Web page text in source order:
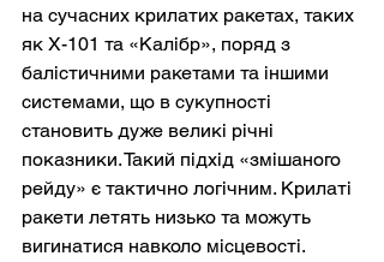
на сучасних крилатих ракетах, таких
як Х-101 та «Калібр», поряд з
балістичними ракетами та іншими
системами, що в сукупності
становить дуже великі річні
показники. Такий підхід «змішаного
рейду» є тактично логічним. Крилаті
ракети летять низько та можуть
вигинатися навколо місцевості.